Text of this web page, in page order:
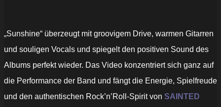
„Sunshine“ überzeugt mit groovigem Drive, warmen Gitarren
und souligen Vocals und spiegelt den positiven Sound des
Albums perfekt wieder. Das Video konzentriert sich ganz auf
die Performance der Band und fängt die Energie, Spielfreude
und den authentischen Rock’n’Roll-Spirit von SAINTED